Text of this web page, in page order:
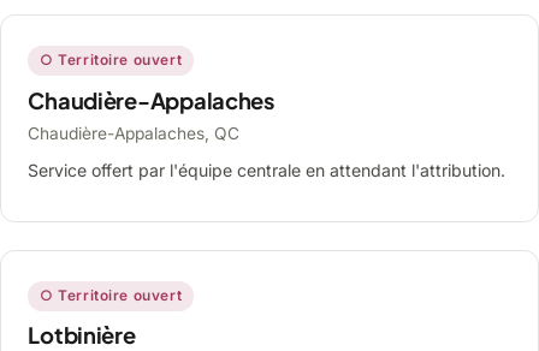
○ Territoire ouvert
Chaudière-Appalaches
Chaudière-Appalaches, QC
Service offert par l'équipe centrale en attendant l'attribution.
○ Territoire ouvert
Lotbinière